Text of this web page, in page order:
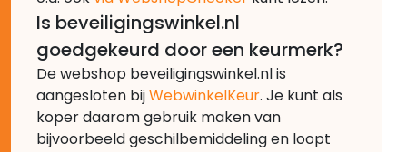
Is beveiligingswinkel.nl
goedgekeurd door een keurmerk?
De webshop beveiligingswinkel.nl is
aangesloten bijWebwinkelKeur. Je kunt als
koper daarom gebruik maken van
bijvoorbeeld geschilbemiddeling en loopt